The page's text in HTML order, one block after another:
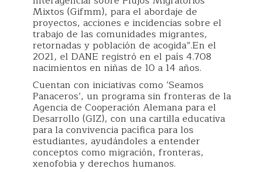
Mixtos (Gifmm), para el abordaje de
proyectos, acciones e incidencias sobre el
trabajo de las comunidades migrantes,
retornadas y población de acogida”.En el
2021, el DANE registró en el país 4.708
nacimientos en niñas de 10 a 14 años.
Cuentan con iniciativas como ‘Seamos
Panaceros’, un programa sin fronteras de la
Agencia de Cooperación Alemana para el
Desarrollo (GIZ), con una cartilla educativa
para la convivencia pacífica para los
estudiantes, ayudándoles a entender
conceptos como migración, fronteras,
xenofobia y derechos humanos.